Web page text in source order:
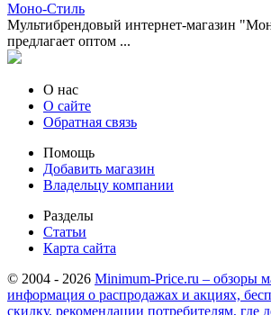
Моно-Стиль
Мультибрендовый интернет-магазин
предлагает оптом ...
О нас
О сайте
Обратная связь
Помощь
Добавить магазин
Владельцу компании
Разделы
Статьи
Карта сайта
© 2004 - 2026 Minimum-Price.ru – обзоры
информация о распродажах и акциях,
скидку, рекомендации потребителям, где